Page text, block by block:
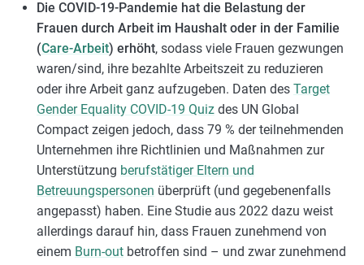
Die COVID-19-Pandemie hat die Belastung der
Frauen durch Arbeit im Haushalt oder in der Familie
(Care-Arbeit) erhöht, sodass viele Frauen gezwungen
waren/sind, ihre bezahlte Arbeitszeit zu reduzieren
oder ihre Arbeit ganz aufzugeben. Daten des Target
Gender Equality COVID-19 Quizdes UN Global
Compact zeigen jedoch, dass 79 % der teilnehmenden
Unternehmen ihre Richtlinien und Maßnahmen zur
Unterstützung berufstätiger Eltern und
Betreuungspersonen überprüft (und gegebenenfalls
angepasst) haben. Eine Studie aus 2022 dazu weist
allerdings darauf hin, dass Frauen zunehmend von
einem Burn-outbetroffen sind – und zwar zunehmend